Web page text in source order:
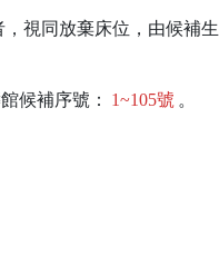
視同放棄床位，由候補生
候補序號： 1~105號 。